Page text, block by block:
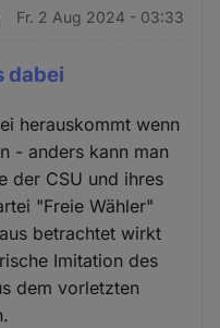
Fr. 2 Aug 2024 - 03:33
dabei
herauskommt wenn
- anders kann man
der CSU und ihres
"Freie Wähler"
betrachtet wirkt
Imitation des
dem vorletzten